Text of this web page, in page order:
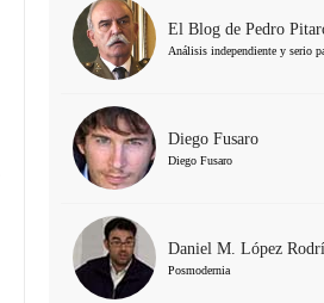
El Blog de Pedro
Análisis independiente y serio
Diego Fusaro
Diego Fusaro
Daniel M. López
Posmodernia